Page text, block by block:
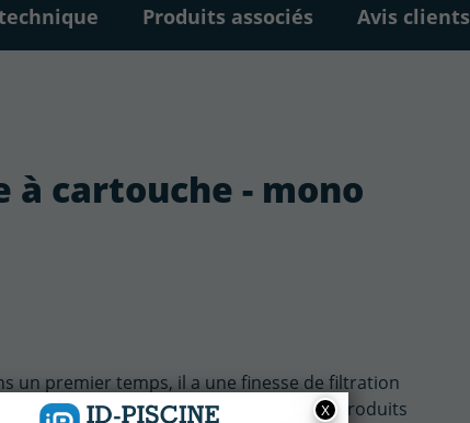
Produits associés Avis clients
à cartouche - mono
un premier temps, il a une finesse de filtration
également beaucoup moins de produits